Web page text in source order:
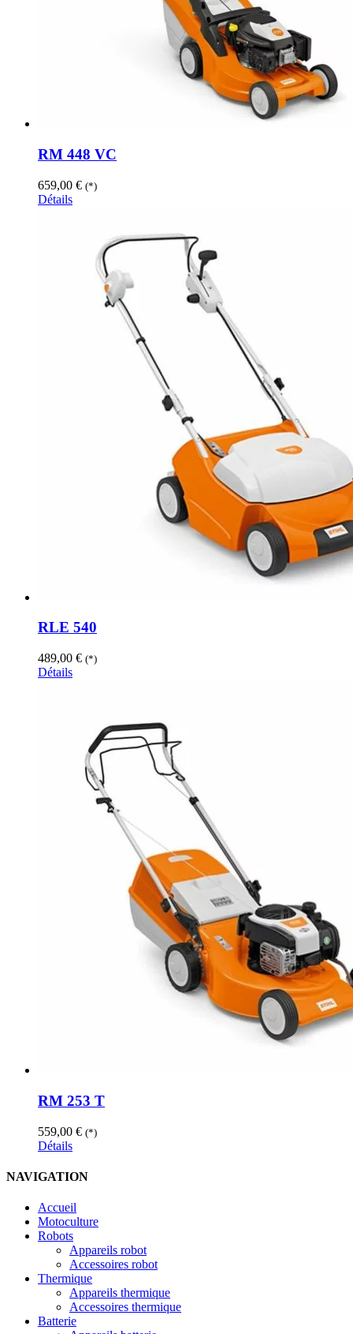
RM 448 VC
659,00 € (*)
Détails
RLE 540
489,00 € (*)
Détails
RM 253 T
559,00 € (*)
Détails
NAVIGATION
Accueil
Motoculture
Robots
Appareils robot
Accessoires robot
Thermique
Appareils thermique
Accessoires thermique
Batterie